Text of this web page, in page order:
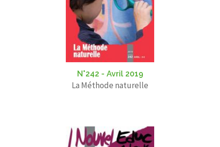
N°242 - Avril 2019
La Méthode naturelle